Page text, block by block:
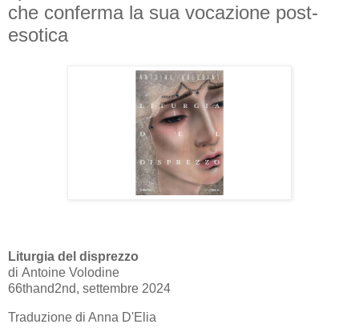
che conferma la sua vocazione post-
esotica
Liturgia del disprezzo
di Antoine Volodine
66thand2nd, settembre 2024
Traduzione di Anna D'Elia